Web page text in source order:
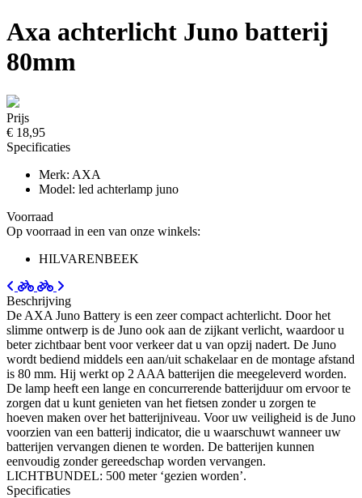
Axa achterlicht Juno batterij
80mm
Prijs
€ 18,95
Specificaties
Merk: AXA
Model: led achterlamp juno
Voorraad
Op voorraad in een van onze winkels:
HILVARENBEEK
Beschrijving
De AXA Juno Battery is een zeer compact achterlicht. Door het
slimme ontwerp is de Juno ook aan de zijkant verlicht, waardoor u
beter zichtbaar bent voor verkeer dat u van opzij nadert. De Juno
wordt bediend middels een aan/uit schakelaar en de montage afstand
is 80 mm. Hij werkt op 2 AAA batterijen die meegeleverd worden.
De lamp heeft een lange en concurrerende batterijduur om ervoor te
zorgen dat u kunt genieten van het fietsen zonder u zorgen te
hoeven maken over het batterijniveau. Voor uw veiligheid is de Juno
voorzien van een batterij indicator, die u waarschuwt wanneer uw
batterijen vervangen dienen te worden. De batterijen kunnen
eenvoudig zonder gereedschap worden vervangen.
LICHTBUNDEL: 500 meter ‘gezien worden’.
Specificaties